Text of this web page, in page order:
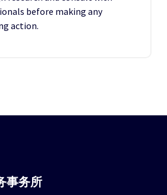
before making any
action.
事务所